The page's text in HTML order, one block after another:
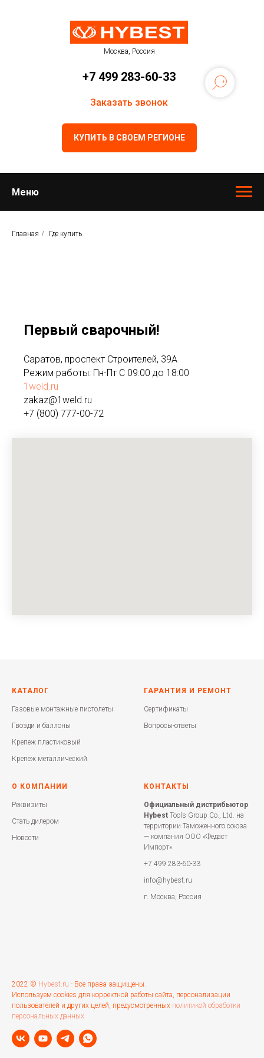
Москва, Россия
+7 499 283-60-33
Заказать звонок
КУПИТЬ В СВОЕМ РЕГИОНЕ
Меню
Главная / Где купить
Первый сварочный!
Саратов, проспект Строителей, 39А
Режим работы: Пн-Пт С 09:00 до 18:00
1weld.ru
zakaz@1weld.ru
+7 (800) 777-00-72
КАТАЛОГ
Газовые монтажные пистолеты
Гвозди и баллоны
Крепеж пластиковый
Крепеж металлический
ГАРАНТИЯ И РЕМОНТ
Сертификаты
Вопросы-ответы
О КОМПАНИИ
Реквизиты
Стать дилером
Новости
КОНТАКТЫ
Официальный дистрибьютор
Hybest Tools Group Co., Ltd. на
территории Таможенного союза
— компания ООО «Федаст
Импорт»
+7 499 283-60-33
info@hybest.ru
г. Москва, Россия
2022 © Hybest.ru - Все права защищены.
Используем cookies для корректной работы сайта, персонализации
пользователей и других целей, предусмотренных политикой обработки
персональных данных